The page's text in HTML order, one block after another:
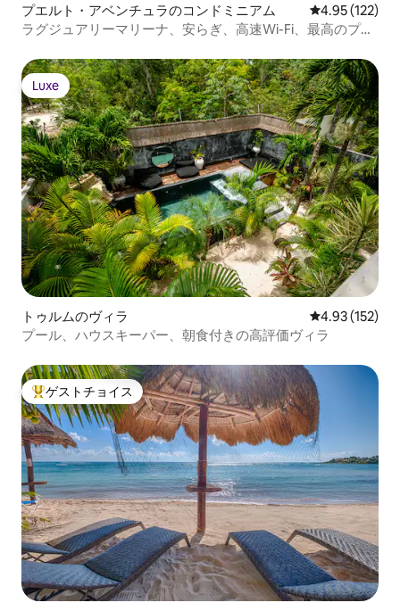
プエルト・アベンチュラのコンドミニアム レビュー122
4.95 (122)
ラグジュアリーマリーナ、安らぎ、高速Wi-Fi、最高のプラ
Luxe
Luxe
トゥルムのヴィラ レビュー152
4.93 (152)
プール、ハウスキーパー、朝食付きの高評価ヴィラ
大好評のゲストチョイスです。
ゲストチョイス